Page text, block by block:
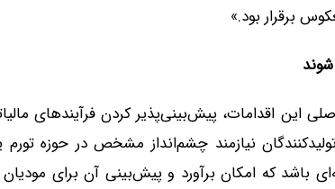
برقرار بود.»
این اقدامات، پیش‌بینی‌پذیر کردن فرآیندهای
نیازمند چشم‌انداز مشخص در حوزه
باشد که امکان برآورد و پیش‌بینی آن برای